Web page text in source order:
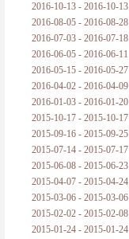
2016-10-13 - 2016-10-13
2016-08-05 - 2016-08-28
2016-07-03 - 2016-07-18
2016-06-05 - 2016-06-11
2016-05-15 - 2016-05-27
2016-04-02 - 2016-04-09
2016-01-03 - 2016-01-20
2015-10-17 - 2015-10-17
2015-09-16 - 2015-09-25
2015-07-14 - 2015-07-17
2015-06-08 - 2015-06-23
2015-04-07 - 2015-04-24
2015-03-06 - 2015-03-06
2015-02-02 - 2015-02-08
2015-01-24 - 2015-01-24